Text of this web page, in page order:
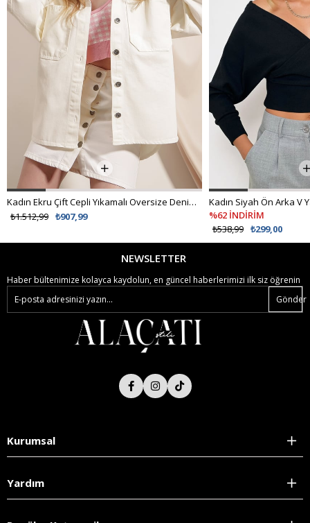
Kadın Ekru Çift Cepli Yıkamalı Oversize Denim Ceket ALC-X8152
₺907,99
₺1.512,99
%62 İNDİRİM
₺299,00
₺538,99
NEWSLETTER
Haber bültenimize kolayca kaydolun, en güncel haberlerimizi ilk siz öğrenin
Gönder
Kurumsal
Yardım